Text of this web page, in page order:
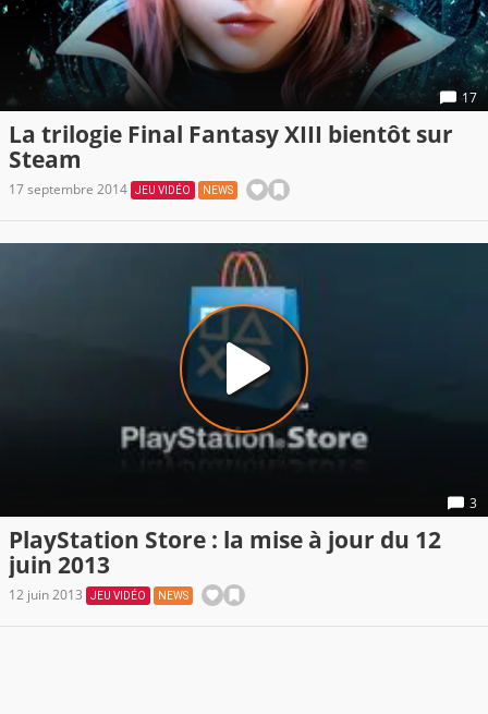
17
La trilogie Final Fantasy XIII bientôt sur
Steam
17 septembre 2014 JEU VIDÉO NEWS
3
PlayStation Store : la mise à jour du 12
juin 2013
12 juin 2013 JEU VIDÉO NEWS